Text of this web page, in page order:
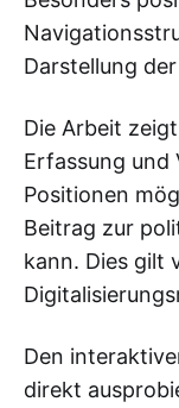
Darstellung
Die Arbeit
Erfassung und
Positionen
Beitrag zur
kann. Dies gilt
Den
direkt